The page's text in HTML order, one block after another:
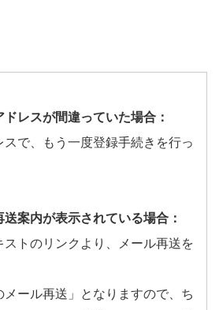
レスが間違っていた場合：
で、もう一度登録手続きを行っ
案内が表示されている場合：
トのリンクより、メール再送を
メール再送」となりますので、ち